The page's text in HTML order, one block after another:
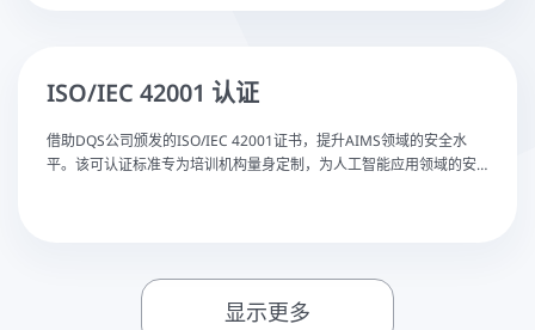
ISO/IEC 42001 认证
借助DQS公司颁发的ISO/IEC 42001证书，提升AIMS领域的安全水
平。该可认证标准专为培训机构量身定制，为人工智能应用领域的安
显示更多